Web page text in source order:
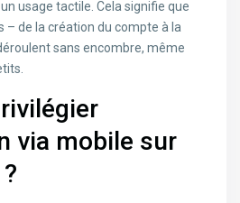
usage tactile. Cela signifie que
– de la création du compte à la
sans encombre, même
via mobile sur